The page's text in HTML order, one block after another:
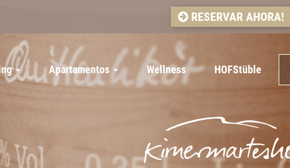
RESERVAR AHORA!
Apartamentos Wellness HOFStüble